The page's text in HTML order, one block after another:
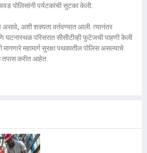
पोलिसांनी पर्यटकांची सुटका केली.
असावे, अशी शक्यता वर्तवण्यात आली. त्यानंतर
घटनास्थळ परिसरात सीसीटीव्ही फुटेजची पाहणी केली
महामार्ग सुरक्षा पथकातील पोलिस असल्याचे
तपास करीत आहेत.